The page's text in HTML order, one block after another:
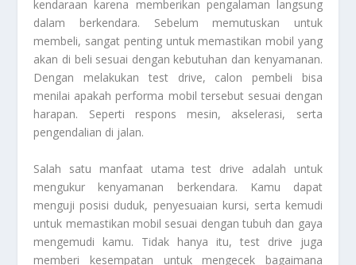
kendaraan karena memberikan pengalaman langsung
dalam berkendara. Sebelum memutuskan untuk
membeli, sangat penting untuk memastikan mobil yang
akan di beli sesuai dengan kebutuhan dan kenyamanan.
Dengan melakukan test drive, calon pembeli bisa
menilai apakah performa mobil tersebut sesuai dengan
harapan. Seperti respons mesin, akselerasi, serta
pengendalian di jalan.
Salah satu manfaat utama test drive adalah untuk
mengukur kenyamanan berkendara. Kamu dapat
menguji posisi duduk, penyesuaian kursi, serta kemudi
untuk memastikan mobil sesuai dengan tubuh dan gaya
mengemudi kamu. Tidak hanya itu, test drive juga
memberi kesempatan untuk mengecek bagaimana